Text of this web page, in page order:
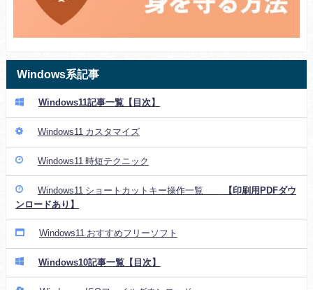
Windows系記事
Windows11記事一覧【目次】
Windows11 カスタマイズ
Windows11 時短テクニック
Windows11 ショートカットキー操作一覧
【印刷用PDFダウ
ンロードあり】
Windows11 おすすめフリーソフト
Windows10記事一覧【目次】